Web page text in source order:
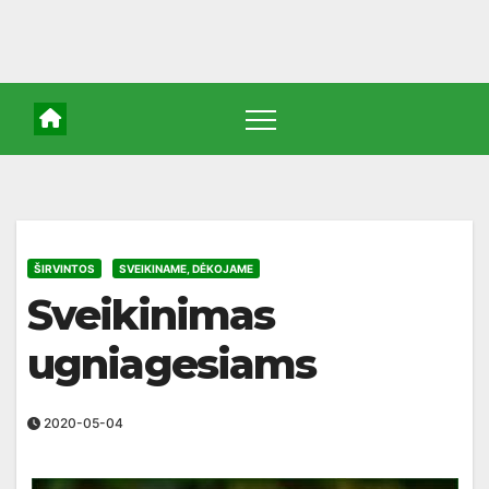
ŠIRVINTOS SVEIKINAME, DĖKOJAME
Sveikinimas
ugniagesiams
2020-05-04